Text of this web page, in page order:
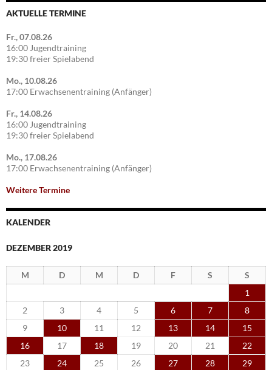
AKTUELLE TERMINE
Fr., 07.08.26
16:00 Jugendtraining
19:30 freier Spielabend
Mo., 10.08.26
17:00 Erwachsenentraining (Anfänger)
Fr., 14.08.26
16:00 Jugendtraining
19:30 freier Spielabend
Mo., 17.08.26
17:00 Erwachsenentraining (Anfänger)
Weitere Termine
KALENDER
DEZEMBER 2019
M D M D F S
S
1
2
3 4 5 6 7
8
9
10 11 12 13 14
15
16
17 18 19 20 21
22
23
24 25 26 27 28
29